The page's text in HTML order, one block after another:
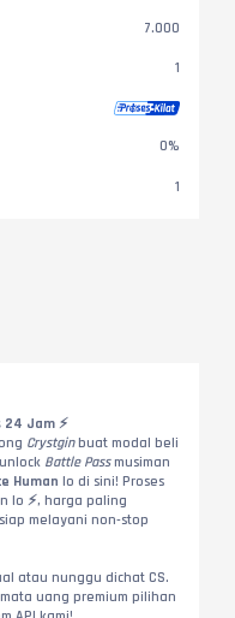
7.000
1
0%
1
Jam ⚡
Crystgin buat modal beli
Battle Pass musiman
Human lo di sini! Proses
lo ⚡, harga paling
melayani non-stop
atau nunggu dichat CS.
uang premium pilihan